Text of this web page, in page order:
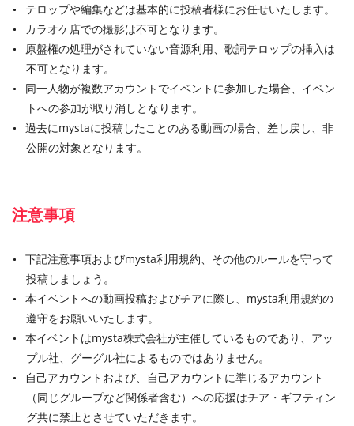
テロップや編集などは基本的に投稿者様にお任せいたします。
カラオケ店での撮影は不可となります。
原盤権の処理がされていない音源利用、歌詞テロップの挿入は
不可となります。
同一人物が複数アカウントでイベントに参加した場合、イベン
トへの参加が取り消しとなります。
過去にmystaに投稿したことのある動画の場合、差し戻し、非
公開の対象となります。
注意事項
下記注意事項およびmysta利用規約、その他のルールを守って
投稿しましょう。
本イベントへの動画投稿およびチアに際し、mysta利用規約の
遵守をお願いいたします。
本イベントはmysta株式会社が主催しているものであり、アッ
プル社、グーグル社によるものではありません。
自己アカウントおよび、自己アカウントに準じるアカウント
（同じグループなど関係者含む）への応援はチア・ギフティン
グ共に禁止とさせていただきます。